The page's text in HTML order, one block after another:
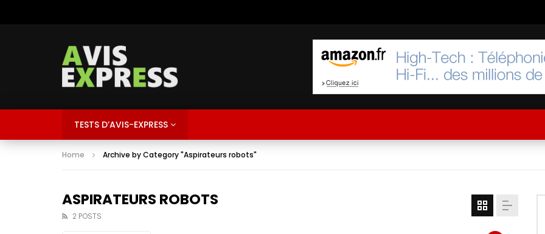
TESTS D’AVIS-EXPRESS
Home Archive by Category "Aspirateurs robots"
ASPIRATEURS ROBOTS
2 POSTS